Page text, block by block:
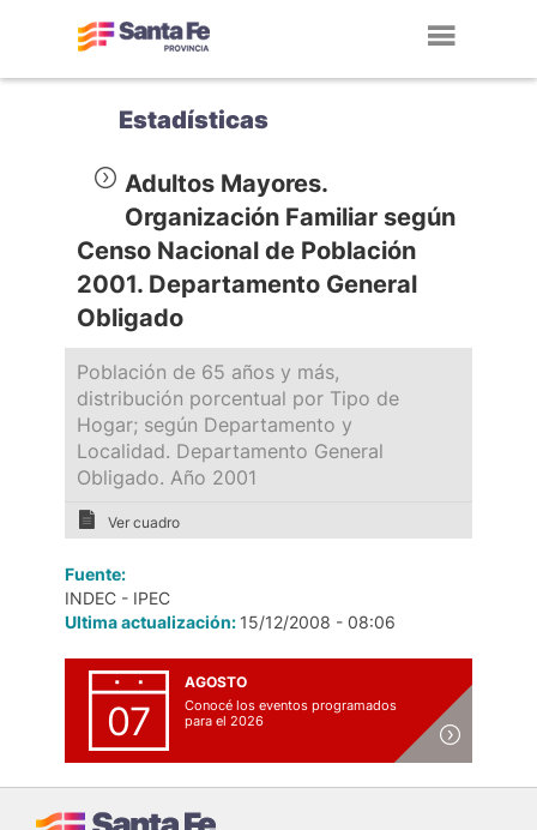
Estadísticas
Adultos Mayores.
Organización Familiar según
Censo Nacional de Población
2001. Departamento General
Obligado
Población de 65 años y más,
distribución porcentual por Tipo de
Hogar; según Departamento y
Localidad. Departamento General
Obligado. Año 2001
Ver cuadro
Fuente:
INDEC - IPEC
Ultima actualización: 15/12/2008 - 08:06
07
AGOSTO
Conocé los eventos programados
para el 2026